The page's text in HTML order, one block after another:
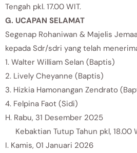
Tengah pkl. 17.00 WIT.
G. UCAPAN SELAMAT
Segenap Rohaniwan & Majelis
kepada Sdr/sdri yang telah
1. Walter William Selan (Baptis)
2. Lively Cheyanne (Baptis)
3. Hizkia Hamonangan Zendrato
4. Felpina Faot (Sidi)
H. Rabu, 31 Desember 2025
Kebaktian Tutup Tahun pkl, 18.00
I. Kamis, 01 Januari 2026